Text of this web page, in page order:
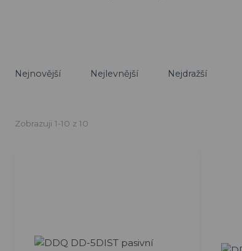
Nejnovější Nejlevnější Nejdražší
Zobrazuji 1-10 z 10